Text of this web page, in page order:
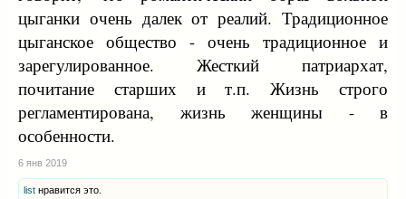
цыганки очень далек от реалий. Традиционное
цыганское общество - очень традиционное и
зарегулированное. Жесткий патриархат,
почитание старших и т.п. Жизнь строго
регламентирована, жизнь женщины - в
особенности.
6 янв 2019
list нравится это.